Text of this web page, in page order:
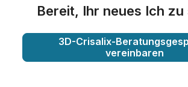
Bereit, Ihr neues Ich zu
3D-Crisalix-
vereinbaren